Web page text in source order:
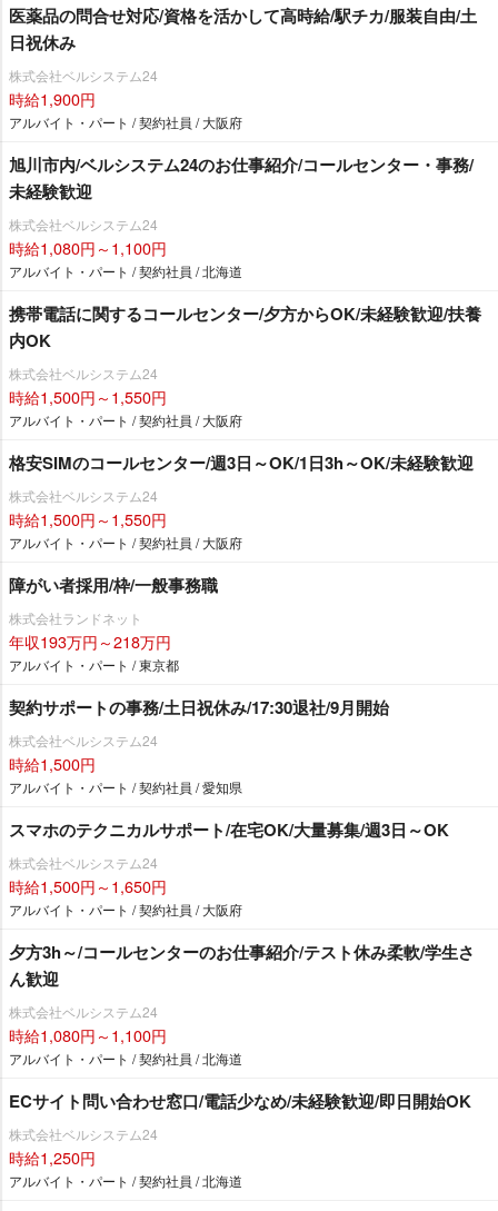
医薬品の問合せ対応/資格を活かして高時給/駅チカ/服装自由/土
日祝休み
株式会社ベルシステム24
時給1,900円
アルバイト・パート / 契約社員 / 大阪府
旭川市内/ベルシステム24のお仕事紹介/コールセンター・事務/
未経験歓迎
株式会社ベルシステム24
時給1,080円～1,100円
アルバイト・パート / 契約社員 / 北海道
携帯電話に関するコールセンター/夕方からOK/未経験歓迎/扶養
内OK
株式会社ベルシステム24
時給1,500円～1,550円
アルバイト・パート / 契約社員 / 大阪府
格安SIMのコールセンター/週3日～OK/1日3h～OK/未経験歓迎
株式会社ベルシステム24
時給1,500円～1,550円
アルバイト・パート / 契約社員 / 大阪府
障がい者採用/枠/一般事務職
株式会社ランドネット
年収193万円～218万円
アルバイト・パート / 東京都
契約サポートの事務/土日祝休み/17:30退社/9月開始
株式会社ベルシステム24
時給1,500円
アルバイト・パート / 契約社員 / 愛知県
スマホのテクニカルサポート/在宅OK/大量募集/週3日～OK
株式会社ベルシステム24
時給1,500円～1,650円
アルバイト・パート / 契約社員 / 大阪府
夕方3h～/コールセンターのお仕事紹介/テスト休み柔軟/学生さ
ん歓迎
株式会社ベルシステム24
時給1,080円～1,100円
アルバイト・パート / 契約社員 / 北海道
ECサイト問い合わせ窓口/電話少なめ/未経験歓迎/即日開始OK
株式会社ベルシステム24
時給1,250円
アルバイト・パート / 契約社員 / 北海道